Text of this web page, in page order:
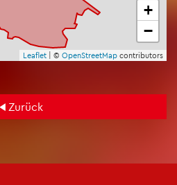
+
−
Leaf­let | © Open­Street­Map con­tri­bu­tors
Zu­rück